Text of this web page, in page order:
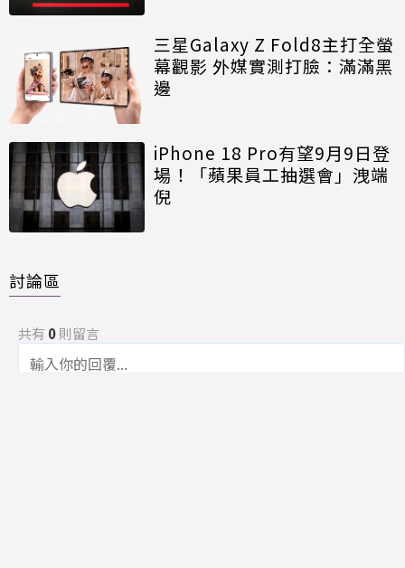
三星Galaxy Z Fold8主打全螢
幕觀影 外媒實測打臉：滿滿黑
邊
iPhone 18 Pro有望9月9日登
場！「蘋果員工抽選會」洩端
倪
討論區
共有 0則留言